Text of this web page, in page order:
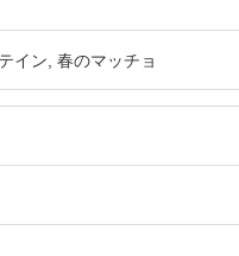
イン 春のマッチョ